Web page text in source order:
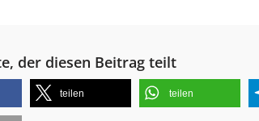
der diesen Beitrag teilt
teilen teilen